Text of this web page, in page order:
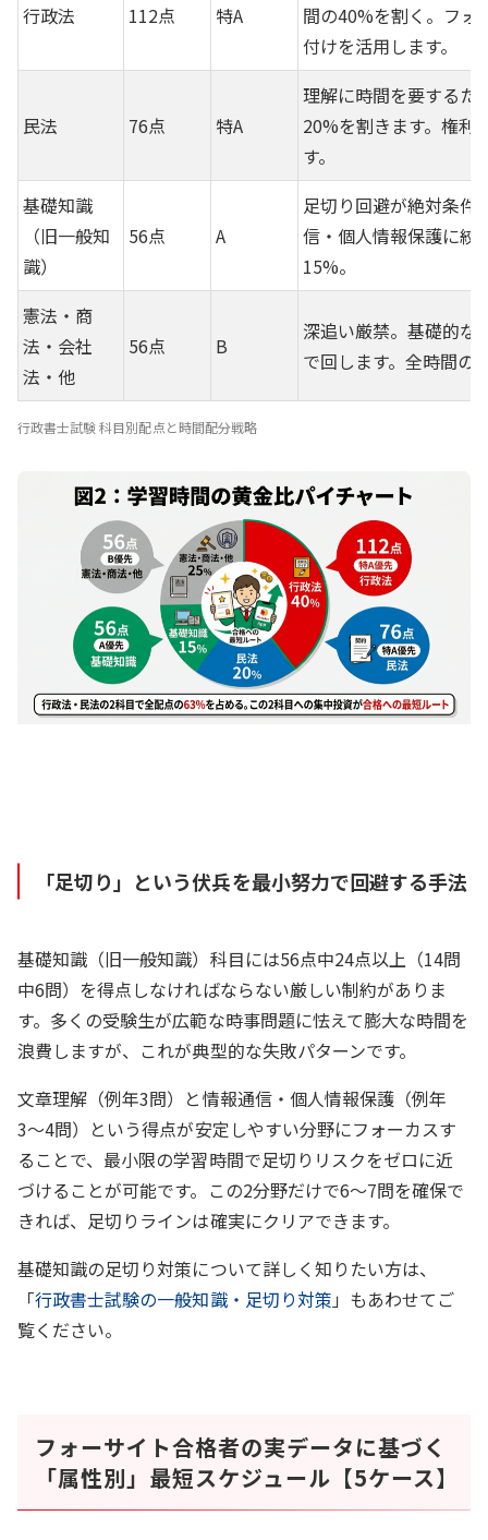
行政法 112点 特A
間の40%を割く。フォ
付けを活用します。
民法 76点 特A
理解に時間を要するた
20%を割きます。権利
す。
基礎知識
（旧一般知
識）
56点 A
足切り回避が絶対条件
信・個人情報保護に絞
15%。
憲法・商
法・会社
法・他
56点 B
深追い厳禁。基礎的な
で回します。全時間の
行政書士試験 科目別配点と時間配分戦略
「足切り」という伏兵を最小努力で回避する手法
基礎知識（旧一般知識）科目には56点中24点以上（14問
中6問）を得点しなければならない厳しい制約がありま
す。多くの受験生が広範な時事問題に怯えて膨大な時間を
浪費しますが、これが典型的な失敗パターンです。
文章理解（例年3問）と情報通信・個人情報保護（例年
3〜4問）という得点が安定しやすい分野にフォーカスす
ることで、最小限の学習時間で足切りリスクをゼロに近
づけることが可能です。この2分野だけで6〜7問を確保で
きれば、足切りラインは確実にクリアできます。
基礎知識の足切り対策について詳しく知りたい方は、
「行政書士試験の一般知識・足切り対策 」もあわせてご
覧ください。
フォーサイト合格者の実データに基づく
「属性別」最短スケジュール【5ケース】